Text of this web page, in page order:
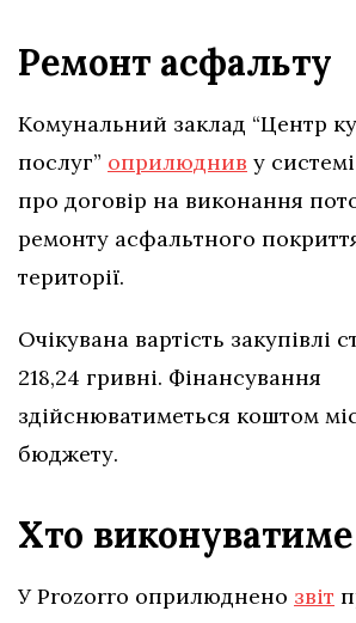
Ремонт асфальту
Комунальний заклад “Центр
послуг” оприлюднив у
про договір на виконання
ремонту асфальтного
території.
Очікувана вартість закупівлі
218,24 гривні. Фінансування
здійснюватиметься коштом
бюджету.
Хто
У Prozorro оприлюднено звіт